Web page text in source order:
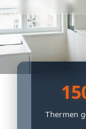
Thermen